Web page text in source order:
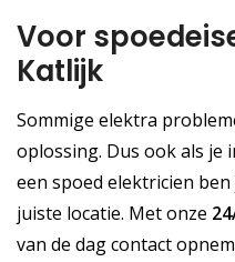
Voor
Katlijk
Sommige elektra
oplossing. Dus ook als je
een spoed elektricien
juiste locatie. Met onze
van de dag contact